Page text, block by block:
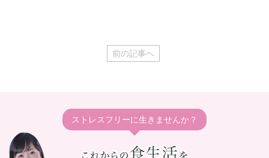
前の記事へ
ストレスフリーに生きませんか？